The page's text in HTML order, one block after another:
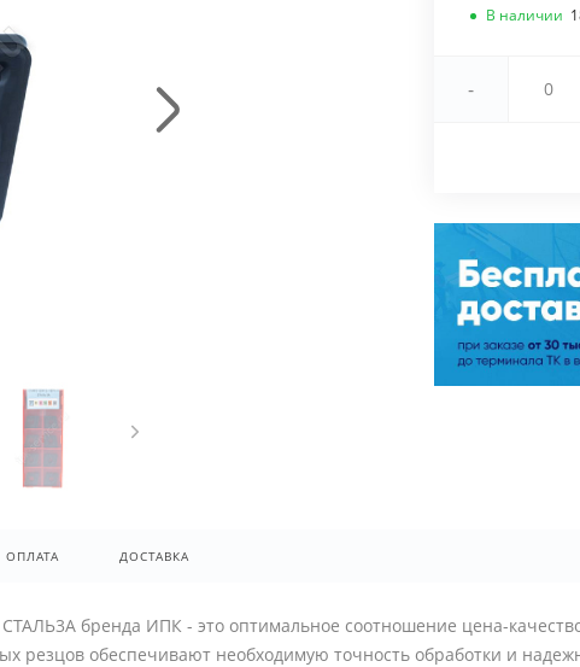
В наличии
-
ОПЛАТА ДОСТАВКА
бренда ИПК - это оптимальное соотношение цена-
резцов обеспечивают необходимую точность обработки и